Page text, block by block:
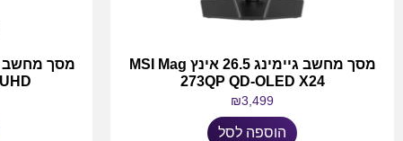
מסך מחשב גיימינג 26.5 אינץ MSI Mag
273QP QD-OLED X24
₪3,499
הוספה לסל